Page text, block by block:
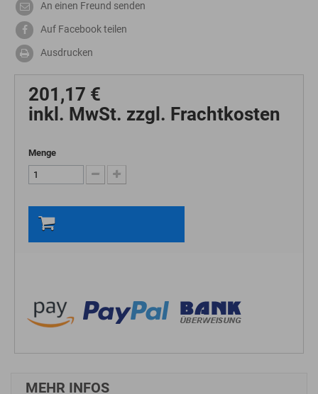
An einen Freund senden
Auf Facebook teilen
Ausdrucken
201,17 €
inkl. MwSt. zzgl. Frachtkosten
Menge
MEHR INFOS